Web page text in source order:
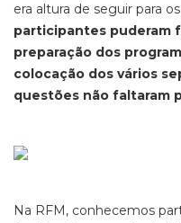
era altura de seguir para
participantes puderam
preparação dos
colocação dos vários
questões não faltaram
Na RFM, conhecemos